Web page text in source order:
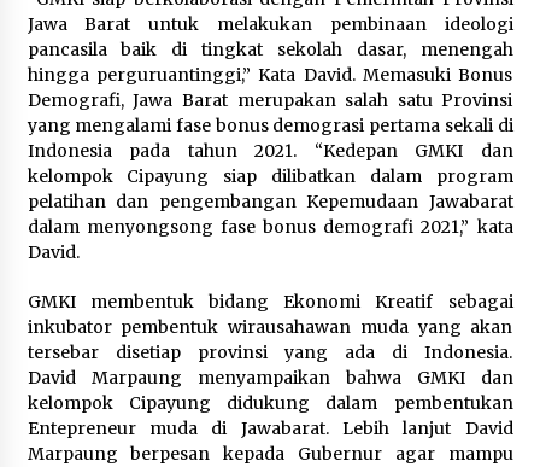
Jawa Barat untuk melakukan pembinaan ideologi
pancasila baik di tingkat sekolah dasar, menengah
hingga perguruantinggi,” Kata David. Memasuki Bonus
Demografi, Jawa Barat merupakan salah satu Provinsi
yang mengalami fase bonus demograsi pertama sekali di
Indonesia pada tahun 2021. “Kedepan GMKI dan
kelompok Cipayung siap dilibatkan dalam program
pelatihan dan pengembangan Kepemudaan Jawabarat
dalam menyongsong fase bonus demografi 2021,” kata
David.
GMKI membentuk bidang Ekonomi Kreatif sebagai
inkubator pembentuk wirausahawan muda yang akan
tersebar disetiap provinsi yang ada di Indonesia.
David Marpaung menyampaikan bahwa GMKI dan
kelompok Cipayung didukung dalam pembentukan
Entepreneur muda di Jawabarat. Lebih lanjut David
Marpaung berpesan kepada Gubernur agar mampu